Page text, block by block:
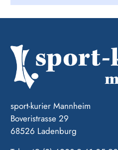
sport-kurier Mannheim
Boveristrasse 29
68526 Ladenburg